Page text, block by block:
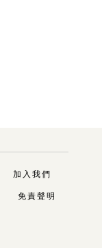
加入我們
免責聲明